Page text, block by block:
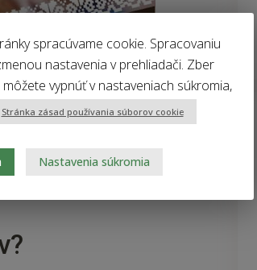
spracúvame cookie. Spracovaniu
nastavenia v prehliadači. Zber
vypnúť v nastaveniach súkromia,
Stránka zásad používania súborov cookie
Nastavenia súkromia